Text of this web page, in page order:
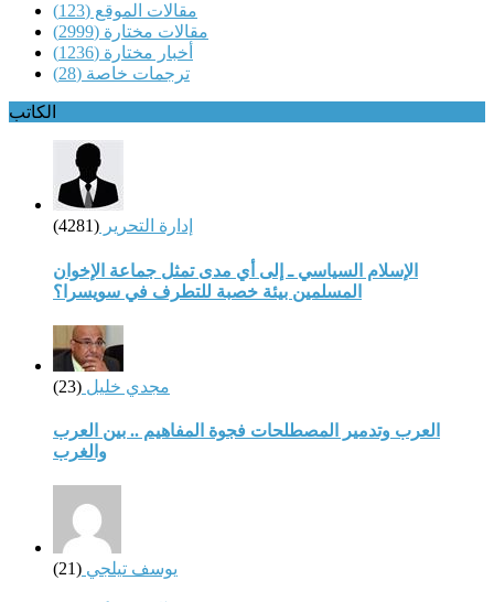
مقالات الموقع (123)
مقالات مختارة (2999)
أخبار مختارة (1236)
ترجمات خاصة (28)
الكاتب
إدارة التحرير (4281)
الإسلام السياسي ـ إلى أي مدى تمثل جماعة الإخوان
المسلمين بيئة خصبة للتطرف في سويسرا؟
مجدي خليل (23)
العرب وتدمير المصطلحات فجوة المفاهيم .. بين العرب
والغرب
يوسف تيلجي (21)